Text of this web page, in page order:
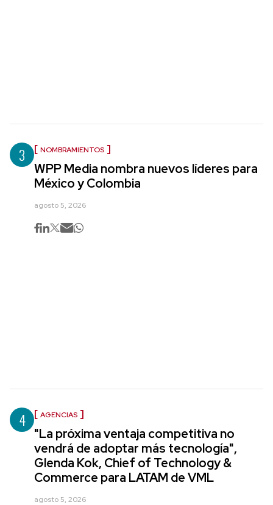
3 NOMBRAMIENTOS
WPP Media nombra nuevos líderes para
México y Colombia
agosto 5, 2026
4 AGENCIAS
"La próxima ventaja competitiva no
vendrá de adoptar más tecnología",
Glenda Kok, Chief of Technology &
Commerce para LATAM de VML
agosto 5, 2026